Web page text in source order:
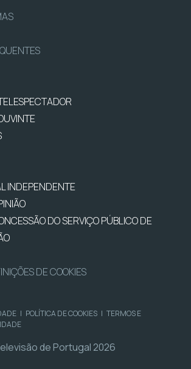
INDEPENDENTE
DO SERVIÇO PÚBLICO DE
DE COOKIES
| POLÍTICA DE COOKIES | TERMOS E
de Portugal 2026